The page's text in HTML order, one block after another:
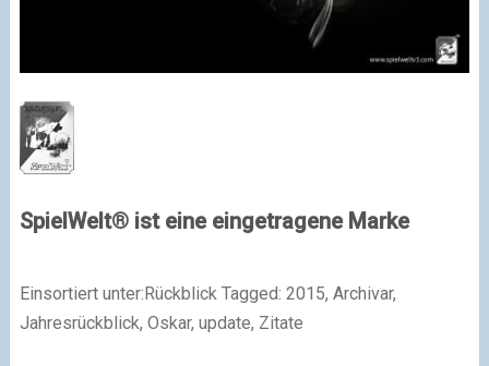
SpielWelt® ist eine eingetragene Marke
Einsortiert unter:Rückblick Tagged: 2015, Archivar,
Jahresrückblick, Oskar, update, Zitate